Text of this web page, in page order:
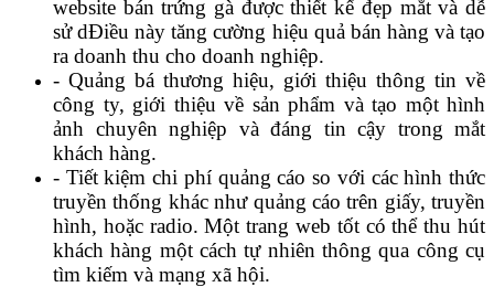
website bán trứng gà được thiết kế đẹp mắt và dễ
sử dĐiều này tăng cường hiệu quả bán hàng và tạo
ra doanh thu cho doanh nghiệp.
- Quảng bá thương hiệu, giới thiệu thông tin về
công ty, giới thiệu về sản phẩm và tạo một hình
ảnh chuyên nghiệp và đáng tin cậy trong mắt
khách hàng.
- Tiết kiệm chi phí quảng cáo so với các hình thức
truyền thống khác như quảng cáo trên giấy, truyền
hình, hoặc radio. Một trang web tốt có thể thu hút
khách hàng một cách tự nhiên thông qua công cụ
tìm kiếm và mạng xã hội.